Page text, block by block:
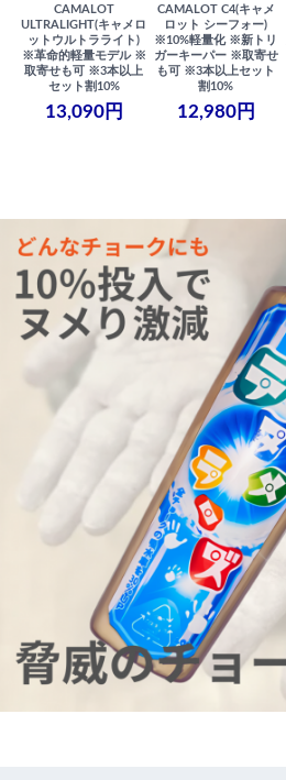
CAMALOT
ULTRALIGHT(キャメロ
ットウルトラライト)
※革命的軽量モデル ※
取寄せも可 ※3本以上
セット割10%
13,090円
CAMALOT C4(キャメ
ロット シーフォー)
※10%軽量化 ※新トリ
ガーキーパー ※取寄せ
も可 ※3本以上セット
割10%
12,980円